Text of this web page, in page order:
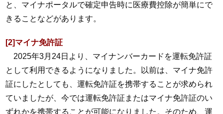
と、マイナポータルで確定申告時に医療費控除が簡単にで
きることなどがあります。
[2]マイナ免許証
2025年3月24日より、マイナンバーカードを運転免許証
として利用できるようになりました。以前は、マイナ免許
証にしたとしても、運転免許証を携帯することが求められ
ていましたが、今では運転免許証またはマイナ免許証のい
ずれかを携帯することが可能になりました。そのため、運